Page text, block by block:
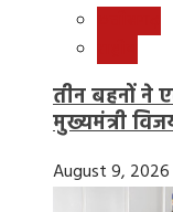
तीन बहनों ने
मुख्यमंत्री
August 9, 2026